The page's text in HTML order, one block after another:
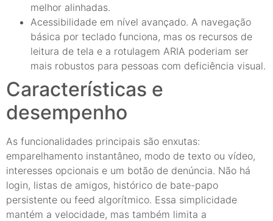
melhor alinhadas.
Acessibilidade em nível avançado. A navegação
básica por teclado funciona, mas os recursos de
leitura de tela e a rotulagem ARIA poderiam ser
mais robustos para pessoas com deficiência visual.
Características e
desempenho
As funcionalidades principais são enxutas:
emparelhamento instantâneo, modo de texto ou vídeo,
interesses opcionais e um botão de denúncia. Não há
login, listas de amigos, histórico de bate-papo
persistente ou feed algorítmico. Essa simplicidade
mantém a velocidade, mas também limita a